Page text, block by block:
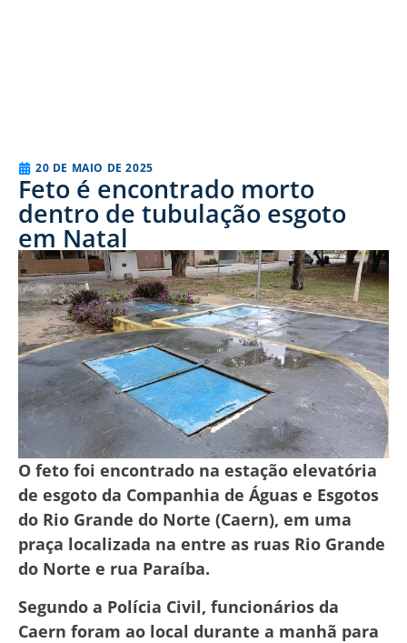
20 DE MAIO DE 2025
Feto é encontrado morto
dentro de tubulação esgoto
em Natal
O feto foi encontrado na estação elevatória
de esgoto da Companhia de Águas e Esgotos
do Rio Grande do Norte (Caern), em uma
praça localizada na entre as ruas Rio Grande
do Norte e rua Paraíba.
Segundo a Polícia Civil, funcionários da
Caern foram ao local durante a manhã para